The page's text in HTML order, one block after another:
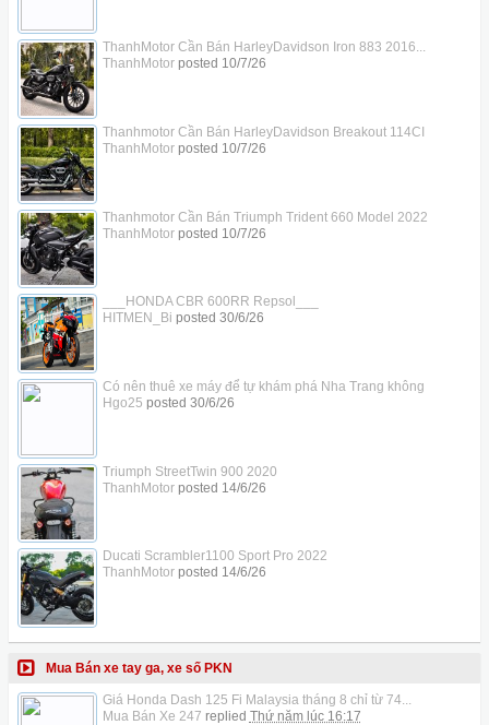
ThanhMotor Cần Bán HarleyDavidson Iron 883 2016...
ThanhMotorposted 10/7/26
Thanhmotor Cần Bán HarleyDavidson Breakout 114CI
ThanhMotorposted 10/7/26
Thanhmotor Cần Bán Triumph Trident 660 Model 2022
ThanhMotorposted 10/7/26
___HONDA CBR 600RR Repsol___
HITMEN_Bi posted 30/6/26
Có nên thuê xe máy để tự khám phá Nha Trang không
Hgo25 posted 30/6/26
Triumph StreetTwin 900 2020
ThanhMotorposted 14/6/26
Ducati Scrambler1100 Sport Pro 2022
ThanhMotorposted 14/6/26
Mua Bán xe tay ga, xe số PKN
Giá Honda Dash 125 Fi Malaysia tháng 8 chỉ từ 74...
Mua Bán Xe 247 replied Thứ năm lúc 16:17